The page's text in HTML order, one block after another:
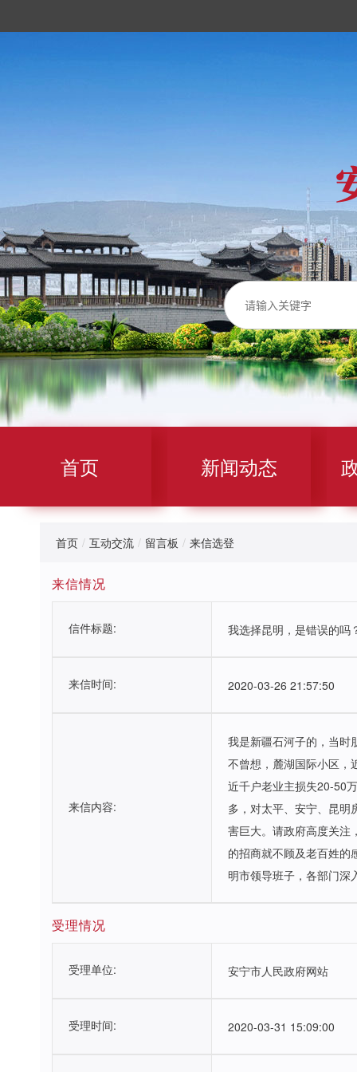
首页 新闻动态
首页 / 互动交流 / 留言板 / 来信选登
来信情况
信件标题: 我选择昆明，是错误的吗
来信时间: 2020-03-26 21:57:50
来信内容:
我是新疆石河子的，当时
不曾想，麓湖国际小区，
近千户老业主损失20-50
多，对太平、安宁、昆明
害巨大。请政府高度关注
的招商就不顾及老百姓的
明市领导班子，各部门深
受理情况
受理单位: 安宁市人民政府网站
受理时间: 2020-03-31 15:09:00